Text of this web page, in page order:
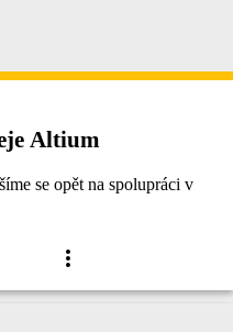
Altium
se opět na spolupráci v